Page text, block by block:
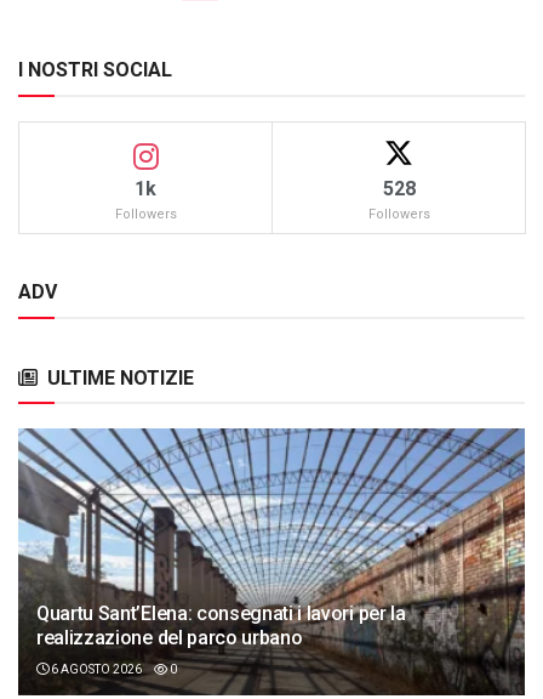
I NOSTRI SOCIAL
1k
Followers
528
Followers
ADV
ULTIME NOTIZIE
Quartu Sant’Elena: consegnati i lavori per la
realizzazione del parco urbano
6 AGOSTO 2026 0